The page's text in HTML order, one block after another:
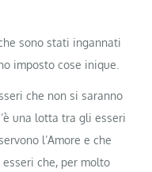
sono stati ingannati
imposto cose inique.
che non si saranno
una lotta tra gli esseri
l’Amore e che
che, per molto